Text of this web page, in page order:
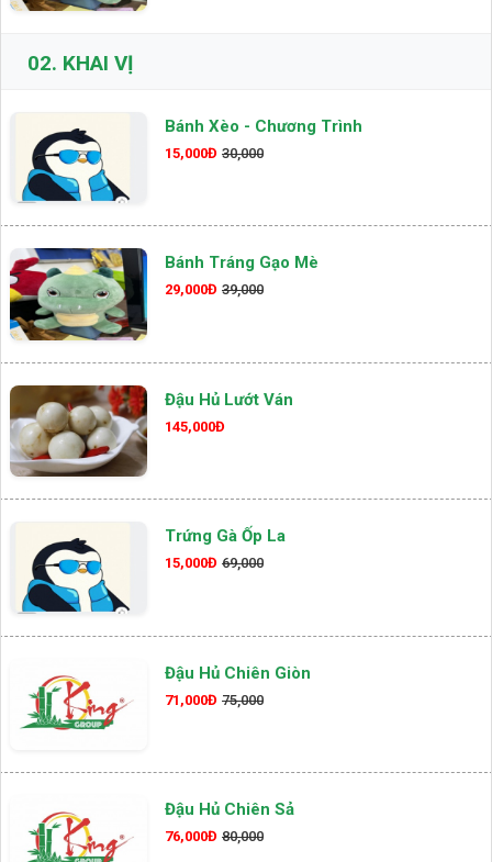
02. KHAI VỊ
Bánh Xèo - Chương Trình
15,000Đ 30,000
Bánh Tráng Gạo Mè
29,000Đ 39,000
Đậu Hủ Lướt Ván
145,000Đ
Trứng Gà Ốp La
15,000Đ 69,000
Đậu Hủ Chiên Giòn
71,000Đ 75,000
Đậu Hủ Chiên Sả
76,000Đ 80,000